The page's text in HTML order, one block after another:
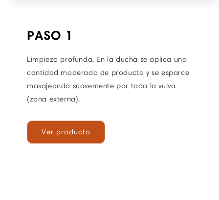
PASO 1
Limpieza profunda. En la ducha se aplica una
cantidad moderada de producto y se esparce
masajeando suavemente por toda la vulva
(zona externa).
Ver producto